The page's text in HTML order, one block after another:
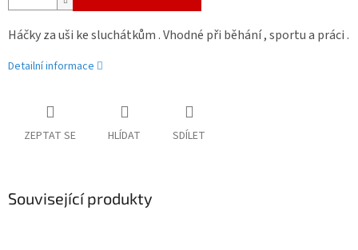
Háčky za uši ke sluchátkům . Vhodné při běhání , sportu a práci .
Detailní informace
ZEPTAT SE HLÍDAT SDÍLET
Související produkty